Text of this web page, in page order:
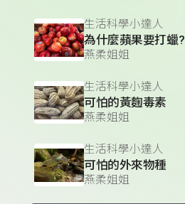
生活科學小達人
為什麼蘋果要打蠟?
燕柔姐姐
生活科學小達人
可怕的黃麴毒素
燕柔姐姐
生活科學小達人
可怕的外來物種
燕柔姐姐